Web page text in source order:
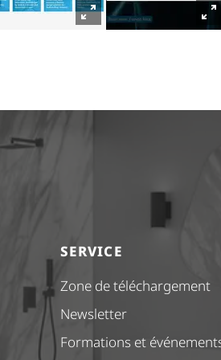
SERVICE
Zone de téléchargement
Newsletter
Formations et